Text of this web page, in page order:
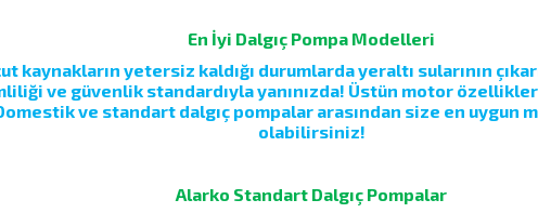
En İyi Dalgıç Pompa Modelleri
yetersiz kaldığı durumlarda yeraltı sularının
ve güvenlik standardıyla yanınızda! Üstün motor
ve standart dalgıç pompalar arasından size en uygun
olabilirsiniz!
Alarko Standart Dalgıç Pompalar